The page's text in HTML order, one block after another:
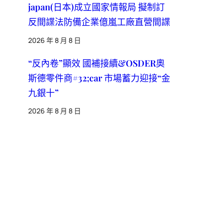
japan(日本)成立國家情報局 擬制訂
反間諜法防備企業億嵐工廠直營間諜
2026 年 8 月 8 日
“反內卷”顯效 國補接續&OSDER奧
斯德零件商#32;car 市場蓄力迎接“金
九銀十”
2026 年 8 月 8 日